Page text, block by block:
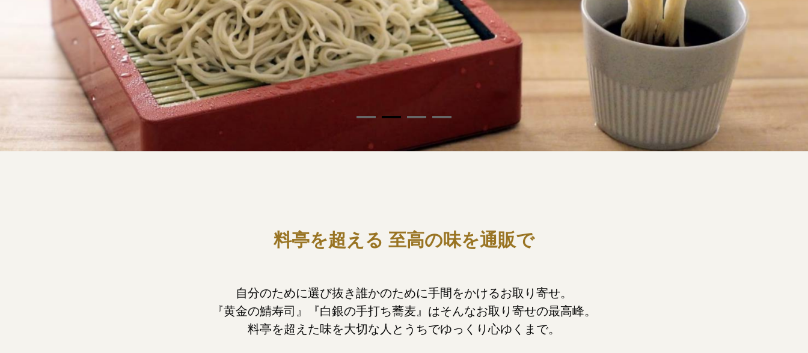
料亭を超える 至高の味を通販で
自分のために選び抜き誰かのために手間をかけるお取り寄せ。
『黄金の鯖寿司』『白銀の手打ち蕎麦』はそんなお取り寄せの最高峰。
料亭を超えた味を大切な人とうちでゆっくり心ゆくまで。